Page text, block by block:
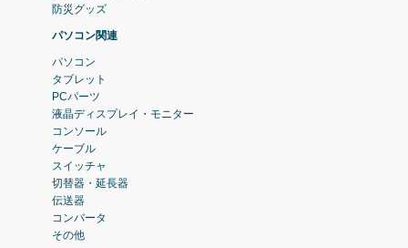
防災グッズ
パソコン関連
パソコン
タブレット
PCパーツ
液晶ディスプレイ・モニター
コンソール
ケーブル
スイッチャ
切替器・延長器
伝送器
コンバータ
その他